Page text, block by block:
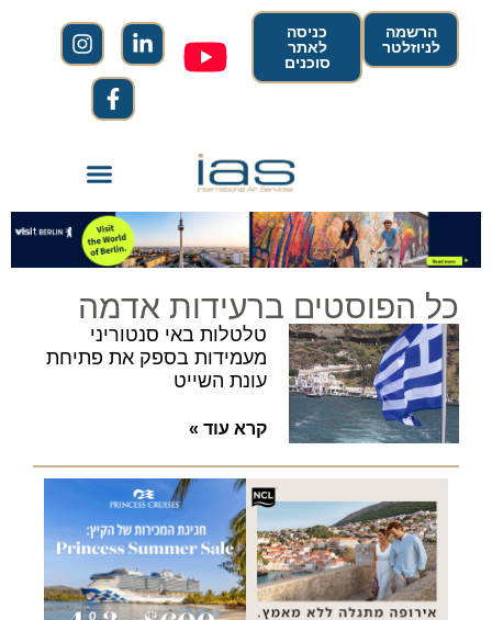
הרשמה
לניוזלטר
כניסה
לאתר
סוכנים
כל הפוסטים ברעידות אדמה
טלטלות באי סנטוריני
מעמידות בספק את פתיחת
עונת השייט
קרא עוד »